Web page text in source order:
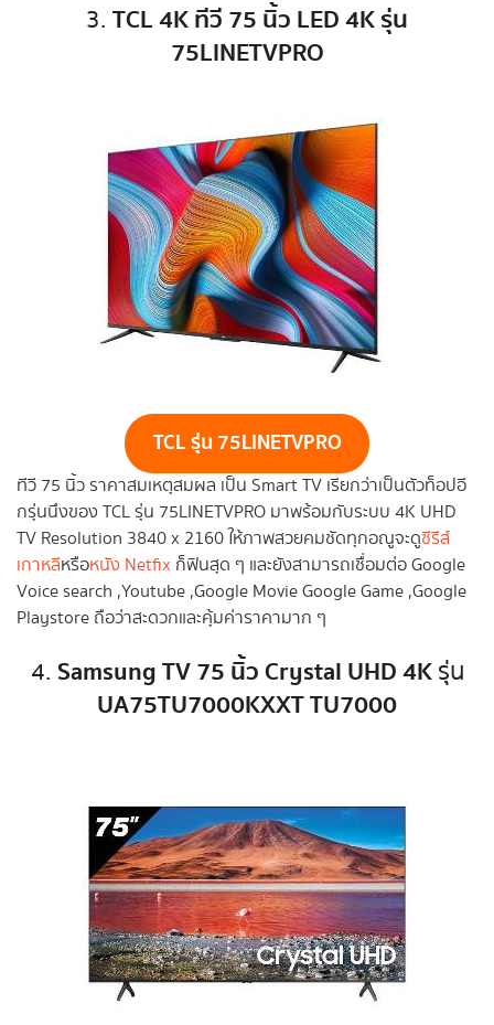
3. TCL 4K ทีวี 75 นิ้ว LED 4K รุ่น
75LINETVPRO
TCLรุ่น 75LINETVPRO
ทีวี 75 นิ้ว ราคาสมเหตุสมผล เป็น Smart TV เรียกว่าเป็นตัวท็อปอี
กรุ่นนึงของ TCL รุ่น 75LINETVPRO มาพร้อมกับระบบ 4K UHD
TV Resolution 3840 x 2160 ให้ภาพสวยคมชัดทุกอณูจะดูซีรีส์
เกาหลีหรือหนัง Netfix ก็ฟินสุด ๆ และยังสามารถเชื่อมต่อ Google
Voice search ,Youtube ,Google Movie Google Game ,Google
Playstore ถือว่าสะดวกและคุ้มค่าราคามาก ๆ
4. Samsung TV 75 นิ้วCrystal UHD 4Kรุ่น
UA75TU7000KXXT TU7000